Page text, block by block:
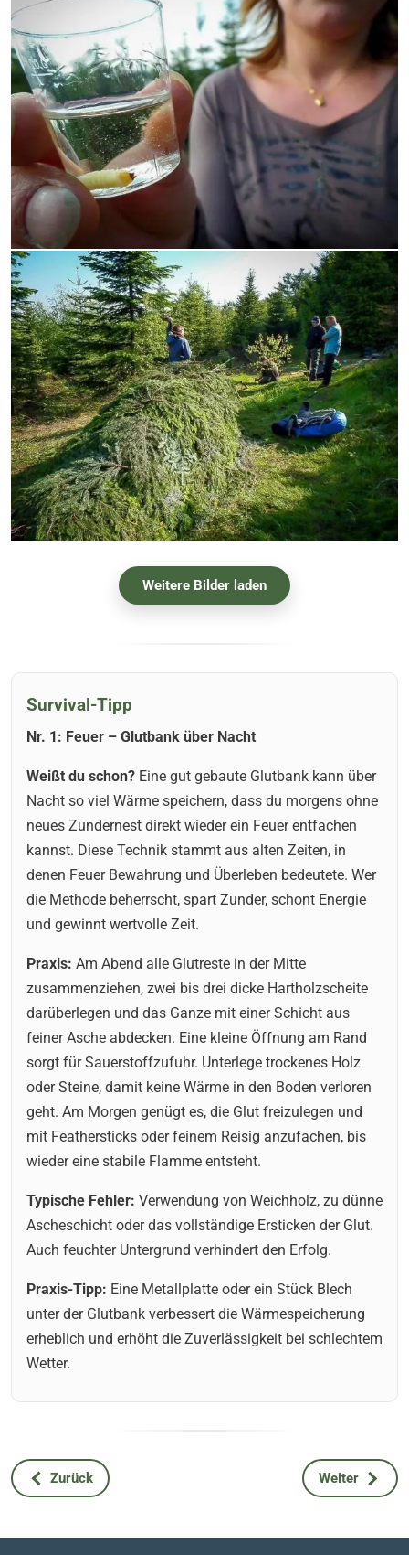
Weitere Bilder laden
Survival-Tipp
Nr. 1: Feuer – Glutbank über Nacht
Weißt du schon? Eine gut gebaute Glutbank kann über
Nacht so viel Wärme speichern, dass du morgens ohne
neues Zundernest direkt wieder ein Feuer entfachen
kannst. Diese Technik stammt aus alten Zeiten, in
denen Feuer Bewahrung und Überleben bedeutete. Wer
die Methode beherrscht, spart Zunder, schont Energie
und gewinnt wertvolle Zeit.
Praxis: Am Abend alle Glutreste in der Mitte
zusammenziehen, zwei bis drei dicke Hartholzscheite
darüberlegen und das Ganze mit einer Schicht aus
feiner Asche abdecken. Eine kleine Öffnung am Rand
sorgt für Sauerstoffzufuhr. Unterlege trockenes Holz
oder Steine, damit keine Wärme in den Boden verloren
geht. Am Morgen genügt es, die Glut freizulegen und
mit Feathersticks oder feinem Reisig anzufachen, bis
wieder eine stabile Flamme entsteht.
Typische Fehler: Verwendung von Weichholz, zu dünne
Ascheschicht oder das vollständige Ersticken der Glut.
Auch feuchter Untergrund verhindert den Erfolg.
Praxis-Tipp: Eine Metallplatte oder ein Stück Blech
unter der Glutbank verbessert die Wärmespeicherung
erheblich und erhöht die Zuverlässigkeit bei schlechtem
Wetter.
Vorheriger Beitrag: Bilder vom Realistic-Survival-Kurs in
Zurück
Nächster
Weiter